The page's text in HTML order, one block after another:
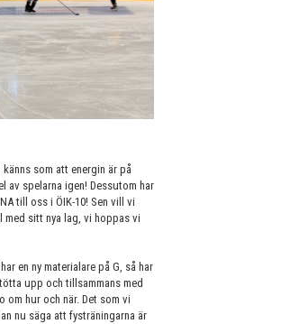
som att energin är på
av spelarna igen! Dessutom har
till oss i ÖIK-10! Sen vill vi
med sitt nya lag, vi hoppas vi
en ny materialare på G, så har
upp och tillsammans med
om hur och när. Det som vi
nu säga att fysträningarna är